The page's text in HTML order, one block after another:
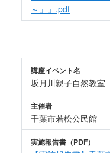
～」」.pdf
講座イベント名
坂月川親子自然教室
主催者
千葉市若松公民館
実施報告書（PDF）